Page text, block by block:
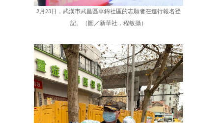
2月23日，武漢市武昌區華錦社區的志願者在進行報名登
記。（圖／新華社，程敏攝）